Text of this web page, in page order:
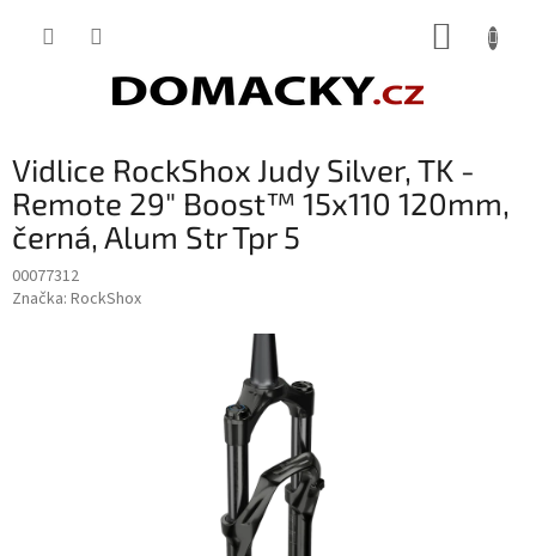
Vidlice RockShox Judy Silver, TK -
Remote 29" Boost™ 15x110 120mm,
černá, Alum Str Tpr 5
00077312
Značka: RockShox